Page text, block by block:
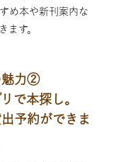
め本や新刊案内な
ます。
魅力②
で本探し。
予約ができま